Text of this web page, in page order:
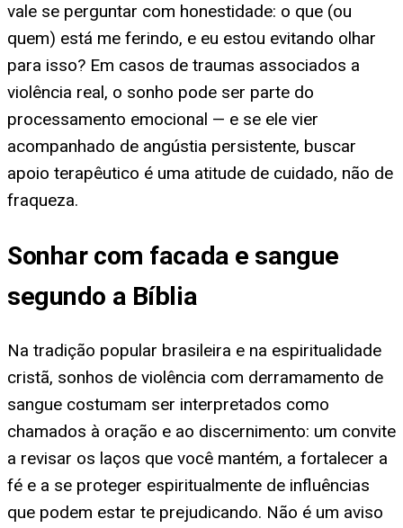
vale se perguntar com honestidade: o que (ou
quem) está me ferindo, e eu estou evitando olhar
para isso? Em casos de traumas associados a
violência real, o sonho pode ser parte do
processamento emocional — e se ele vier
acompanhado de angústia persistente, buscar
apoio terapêutico é uma atitude de cuidado, não de
fraqueza.
Sonhar com facada e sangue
segundo a Bíblia
Na tradição popular brasileira e na espiritualidade
cristã, sonhos de violência com derramamento de
sangue costumam ser interpretados como
chamados à oração e ao discernimento: um convite
a revisar os laços que você mantém, a fortalecer a
fé e a se proteger espiritualmente de influências
que podem estar te prejudicando. Não é um aviso